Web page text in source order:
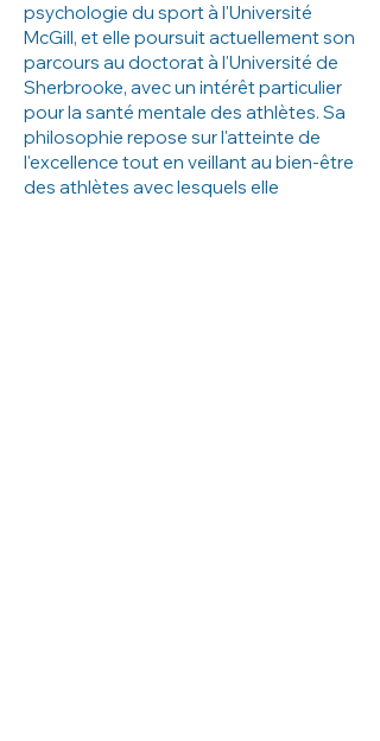
psychologie du sport à l'Université
McGill, et elle poursuit actuellement son
parcours au doctorat à l'Université de
Sherbrooke, avec un intérêt particulier
pour la santé mentale des athlètes. Sa
philosophie repose sur l'atteinte de
l'excellence tout en veillant au bien-être
des athlètes avec lesquels elle